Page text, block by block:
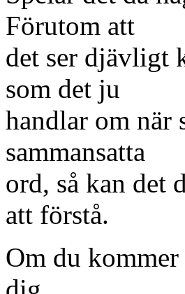
Förutom att
det ser djävligt
som det ju
handlar om när
sammansatta
ord, så kan det
att förstå.
Om du